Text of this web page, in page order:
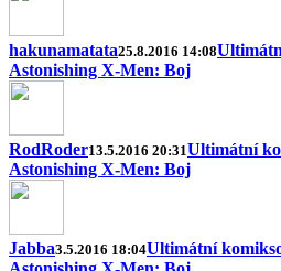
hakunamatata25.8.2016 14:08
Astonishing X-Men: Boj
RodRoder13.5.2016 20:31Ultimátní
Astonishing X-Men: Boj
Jabba3.5.2016 18:04Ultimátní